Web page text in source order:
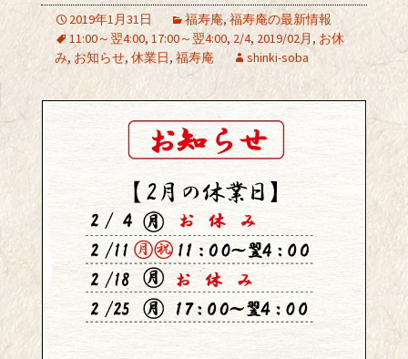
2019年1月31日 福寿庵, 福寿庵の最新情報
11:00～翌4:00, 17:00～翌4:00, 2/4, 2019/02月 , お休
み, お知らせ, 休業日, 福寿庵 shinki-soba